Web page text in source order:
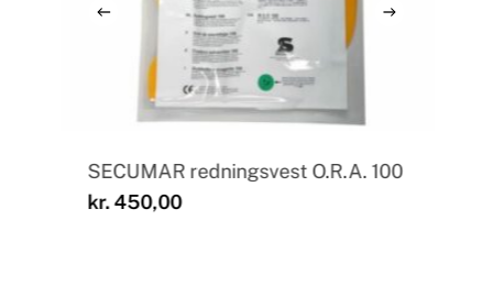
SECUMAR redningsvest O.R.A. 100
kr.450,00